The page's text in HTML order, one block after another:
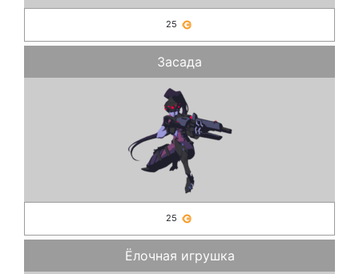
25
Засада
25
Ёлочная игрушка